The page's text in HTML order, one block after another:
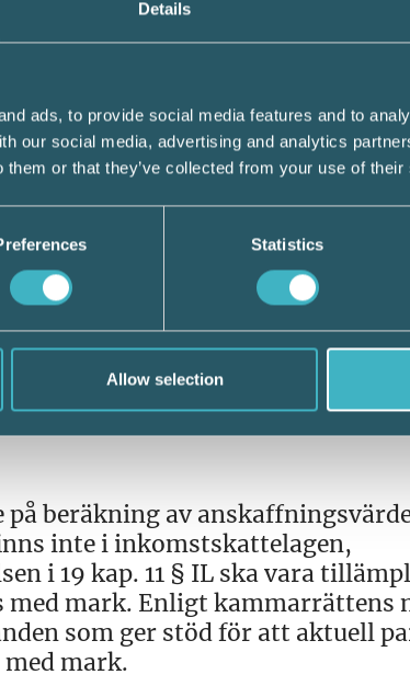
Details
ads, to provide social media features and to
our social media, advertising and analytics
them or that they’ve collected from your use of
Statistics
Allow selection
till att tomträtter omfattas av
av 2 kap. 6 §
mark och byggnad skulle därför
ansåg Skatteverket.
mark den ligger på ska
19 kap. 11 § IL. Denna fördelning
vilket är uppdelat på byggnad
för byggnaden, vilket
får göras med en viss
för det belopp
beräkning av
inte i inkomstskattelagen,
i 19 kap. 11 § IL ska vara
mark. Enligt kammarrättens
som ger stöd för att aktuell
mark.